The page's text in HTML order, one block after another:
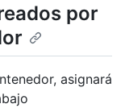
por
asignará